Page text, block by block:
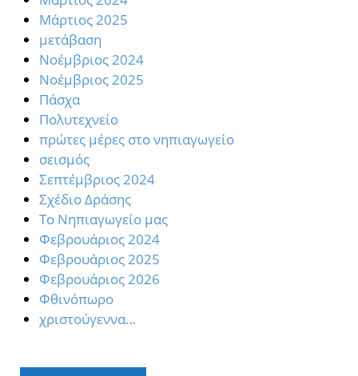
Μάρτιος 2025
μετάβαση
Νοέμβριος 2024
Νοέμβριος 2025
Πάσχα
Πολυτεχνείο
πρώτες μέρες στο νηπιαγωγείο
σεισμός
Σεπτέμβριος 2024
Σχέδιο Δράσης
Το Νηπιαγωγείο μας
Φεβρουάριος 2024
Φεβρουάριος 2025
Φεβρουάριος 2026
Φθινόπωρο
χριστούγεννα…